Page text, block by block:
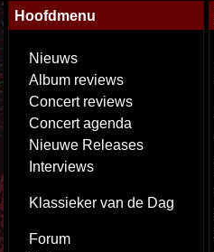
Hoofdmenu
Nieuws
Album reviews
Concert reviews
Concert agenda
Nieuwe Releases
Interviews
Klassieker van de Dag
Forum